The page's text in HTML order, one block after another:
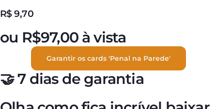
R$9,70
ou R$97,00 à vista
Garantir os cards 'Penal na Parede'
🤝 7 dias de garantia